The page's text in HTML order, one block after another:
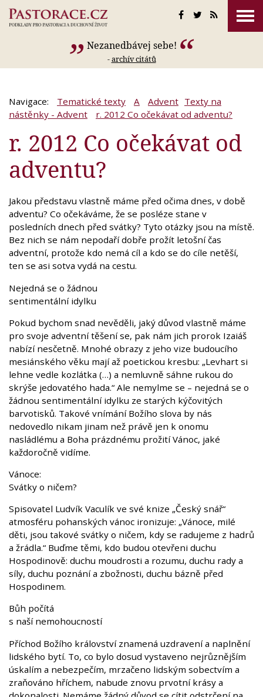
Nezanedbávej sebe!
-archív citátů
Navigace: Tematické texty A Advent Texty na
nástěnky - Advent
r. 2012 Co očekávat od adventu?
r. 2012 Co očekávat od
adventu?
Jakou představu vlastně máme před očima dnes, v době
adventu? Co očekáváme, že se posléze stane v
posledních dnech před svátky? Tyto otázky jsou na místě.
Bez nich se nám nepodaří dobře prožít letošní čas
adventní, protože kdo nemá cíl a kdo se do cíle netěší,
ten se asi sotva vydá na cestu.
Nejedná se o žádnou
sentimentální idylku
Pokud bychom snad nevěděli, jaký důvod vlastně máme
pro svoje adventní těšení se, pak nám jich prorok Izaiáš
nabízí nesčetně. Mnohé obrazy z jeho vize budoucího
mesiánského věku mají až poetickou kresbu: „Levhart si
lehne vedle kozlátka (…) a nemluvně sáhne rukou do
skrýše jedovatého hada.“ Ale nemylme se – nejedná se o
žádnou sentimentální idylku ze starých kýčovitých
barvotisků. Takové vnímání Božího slova by nás
nedovedlo nikam jinam než právě jen k onomu
nasládlému a Boha prázdnému prožití Vánoc, jaké
každoročně vidíme.
Vánoce:
Svátky o ničem?
Spisovatel Ludvík Vaculík ve své knize „Český snář“
atmosféru pohanských vánoc ironizuje: „Vánoce, milé
děti, jsou takové svátky o ničem, kdy se radujeme z hadrů
a žrádla.“ Buďme těmi, kdo budou otevřeni duchu
Hospodinově: duchu moudrosti a rozumu, duchu rady a
síly, duchu poznání a zbožnosti, duchu bázně před
Hospodinem.
Bůh počítá
s naší nemohoucností
Příchod Božího království znamená uzdravení a naplnění
lidského bytí. To, co bylo dosud vystaveno nejrůznějším
úskalím a nebezpečím, mrzačeno lidským sobectvím a
zraňováno hříchem, nabude znovu prvotní krásy a